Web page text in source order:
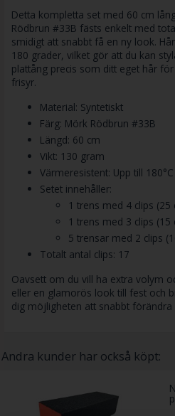
Detta kompletta set med 60 cm
Rödbrun #33B fästs enkelt med
smidigt att snabbt få en ny look.
180 grader, vilket gör att du kan
plattång precis som ditt eget hår
frisyr.
Material: Syntetiskt
Färg: Mörk Rödbrun #33B
Längd: 60 cm
Vikt: 130 gram
Värmeresistent: Upp till 180°C
Setet innehåller:
1 trens med 4 clips (25
1 trens med 3 clips (15
5 trensar med 2 clips
Totalt antal clips: 17
Oavsett om du vill ha extra volym
eller en glamorös look till fest och
dig möjligheten att snabbt förändra
Andra kunder har också köpt: